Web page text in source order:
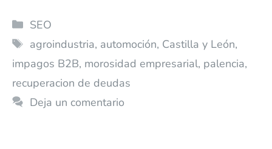
SEO
agroindustria, automoción, Castilla y León,
impagos B2B, morosidad empresarial, palencia,
recuperacion de deudas
Deja un comentario